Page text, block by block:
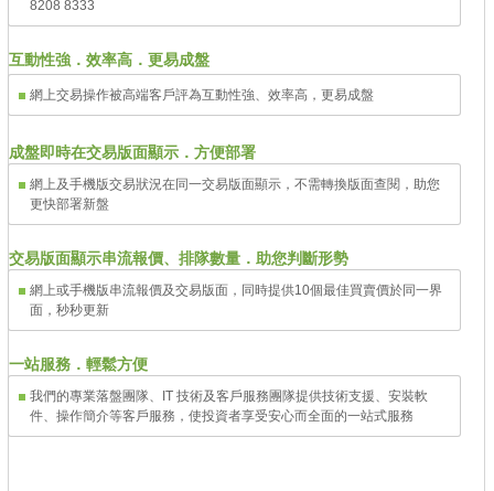
8208 8333
互動性強．效率高．更易成盤
網上交易操作被高端客戶評為互動性強、效率高，更易成盤
成盤即時在交易版面顯示．方便部署
網上及手機版交易狀況在同一交易版面顯示，不需轉換版面查閱，助您
更快部署新盤
交易版面顯示串流報價、排隊數量．助您判斷形勢
網上或手機版串流報價及交易版面，同時提供10個最佳買賣價於同一界
面，秒秒更新
一站服務．輕鬆方便
我們的專業落盤團隊、IT 技術及客戶服務團隊提供技術支援、安裝軟
件、操作簡介等客戶服務，使投資者享受安心而全面的一站式服務